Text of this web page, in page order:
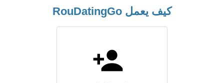
كيف يعمل RouDatingGo